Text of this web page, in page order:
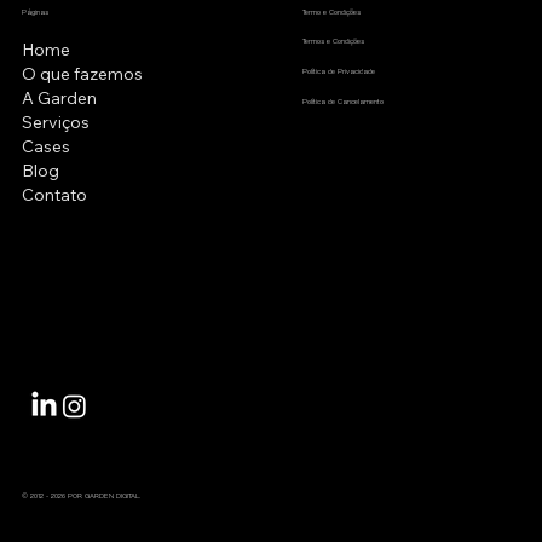
Páginas
Home
O que fazemos
A Garden
Serviços
Cases
Blog
Contato
Termo e Condições
Termos e Condições
Política de Privacidade
Política de Cancelamento
© 2012 - 2026 POR GARDEN DIGITAL.